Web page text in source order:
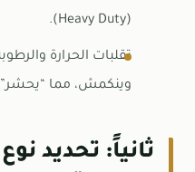
(Heavy Duty).
تقلبات الحرارة
وينكمش، مما “يحشر”
ثانياً: تحديد